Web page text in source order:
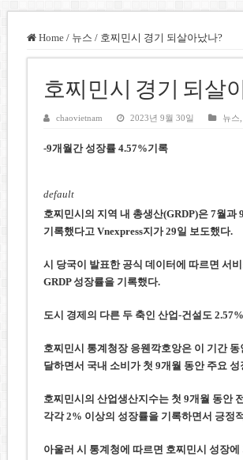
베트남주식 VN지수 1,800선
하노이 쌍둥이 타워 99층 부
하노이 부동산 시장, 아파트
베트남주식 SST, 2025년 현
베트남 전자비자 사기 웹사이
호찌민시, 약 6,500㎡ 토지 용
Home / 뉴스 / 호찌민시 경기 되살아났나?
호찌민시 경기 되살
chaovietnam 2023년 9월 30일 뉴스
-9개월간 성장률 4.57%기록
default
호찌 민시의 지역 내 총생산(GRDP)은 7월
기록했다고 Vnexpress지가 29일 보도했다.
시 당국이 발표한 공식 데이터에 따르면 서
GRDP 성장률을 기록했다.
도시 경제의 다른 두 축인 산업-건설도
호찌 민시 통계청장 응웬깍호앙은 이 기간 동
달하면서 국내 소비가 첫 9개월 동안 주요
호찌 민시의 산업생산지수는 첫 9개월 동안
각각 2% 이상의 성장률을 기록하면서 긍정
아울러 시 통계청에 따르면 호찌민시 성장에